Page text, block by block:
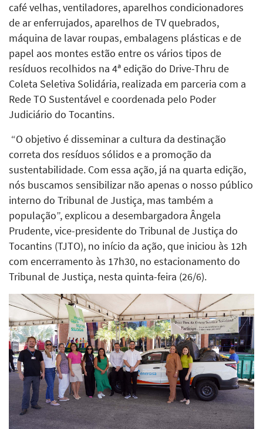
café velhas, ventiladores, aparelhos condicionadores
de ar enferrujados, aparelhos de TV quebrados,
máquina de lavar roupas, embalagens plásticas e de
papel aos montes estão entre os vários tipos de
resíduos recolhidos na 4ª edição do Drive-Thru de
Coleta Seletiva Solidária, realizada em parceria com a
Rede TO Sustentável e coordenada pelo Poder
Judiciário do Tocantins.
“O objetivo é disseminar a cultura da destinação
correta dos resíduos sólidos e a promoção da
sustentabilidade. Com essa ação, já na quarta edição,
nós buscamos sensibilizar não apenas o nosso público
interno do Tribunal de Justiça, mas também a
população”, explicou a desembargadora Ângela
Prudente, vice-presidente do Tribunal de Justiça do
Tocantins (TJTO), no início da ação, que iniciou às 12h
com encerramento às 17h30, no estacionamento do
Tribunal de Justiça, nesta quinta-feira (26/6).